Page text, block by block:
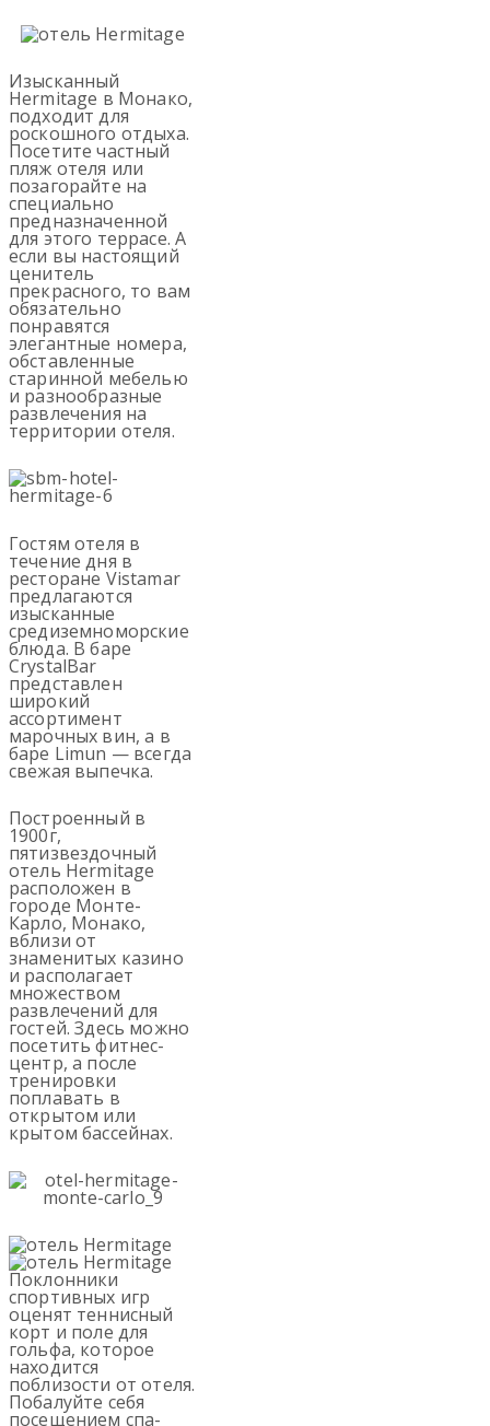
Изысканный
Hermitage в Монако,
подходит для
роскошного отдыха.
Посетите частный
пляж отеля или
позагорайте на
специально
предназначенной
для этого террасе. А
если вы настоящий
ценитель
прекрасного, то вам
обязательно
понравятся
элегантные номера,
обставленные
старинной мебелью
и разнообразные
развлечения на
территории отеля.
Гостям отеля в
течение дня в
ресторане Vistamar
предлагаются
изысканные
средиземноморские
блюда. В баре
CrystalBar
представлен
широкий
ассортимент
марочных вин, а в
баре Limun — всегда
свежая выпечка.
Построенный в
1900г,
пятизвездочный
отель Hermitage
расположен в
городе Монте-
Карло, Монако,
вблизи от
знаменитых казино
и располагает
множеством
развлечений для
гостей. Здесь можно
посетить фитнес-
центр, а после
тренировки
поплавать в
открытом или
крытом бассейнах.
Поклонники
спортивных игр
оценят теннисный
корт и поле для
гольфа, которое
находится
поблизости от отеля.
Побалуйте себя
посещением спа-